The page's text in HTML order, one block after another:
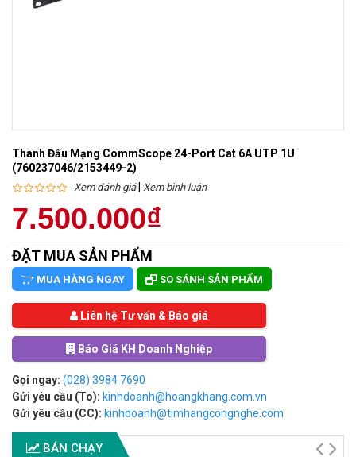
Thanh Đấu Mạng CommScope 24-Port Cat 6A UTP 1U
(760237046/2153449-2)
Xem đánh giá| Xem bình luận
7.500.000₫
ĐẶT MUA SẢN PHẨM
MUA HÀNG NGAY SO SÁNH SẢN PHẨM
Liên hệ Tư vấn & Báo giá
Báo Giá KH Doanh Nghiệp
Gọi ngay: (028) 3984 7690
Gửi yêu cầu (To): kinhdoanh@hoangkhang.com.vn
Gửi yêu cầu (CC): kinhdoanh@timhangcongnghe.com
BÁN CHẠY